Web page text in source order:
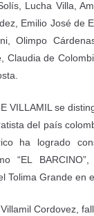
Lucha Villa,
Emilio José de
Olimpo
Claudia de
VILLAMIL se
del país
ha logrado
“EL
Tolima Grande en
Cordovez,